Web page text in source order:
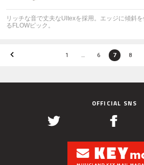
リッチな音で丈夫なUltexを採用。エッジに傾斜
るFLOWピック。
1 … 6 7 8
OFFICIAL SNS